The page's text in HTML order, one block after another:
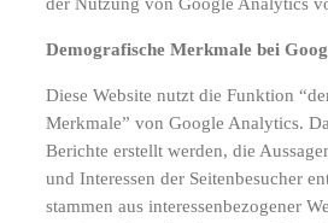
Demografische Merkmale bei
Diese Website nutzt die Funktion
Merkmale” von Google Analytics.
Berichte erstellt werden, die
und Interessen der Seitenbesucher
stammen aus interessenbezogener